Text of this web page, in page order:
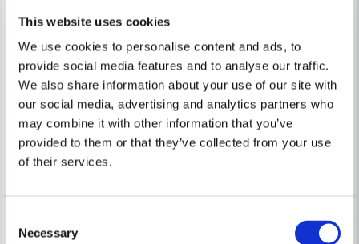
This website uses cookies
We use cookies to personalise content and ads, to
provide social media features and to analyse our traffic.
We also share information about your use of our site with
our social media, advertising and analytics partners who
may combine it with other information that you’ve
provided to them or that they’ve collected from your use
of their services.
Selection
Necessary
ABUS
Abus Dörrkedja SK 69
261 kr
200 kr
Leveranstid ifrån leverantör ca
3-7 arbetsdagar
Köp
Abus Hänglås Titalium 54TI/
307 kr
250 kr
Leveranstid ifrån leverantör ca
3-7 arbetsdagar